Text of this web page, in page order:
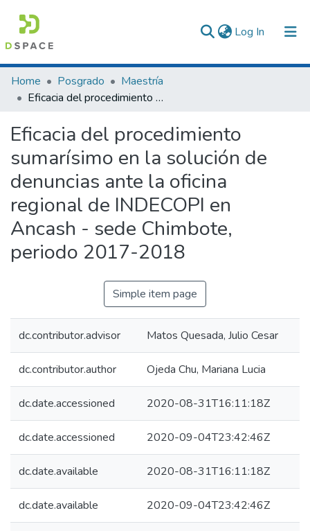
Log In (current)
Communities & Collections
All of DSpace
Statistics
Home Posgrado
Maestría
Eficacia del procedimiento sumarísimo en la solución de denuncias ante la oficina regional de INDECOPI en Ancash - sede Chimbote, periodo 2017-2018
Eficacia del procedimiento
sumarísimo en la solución de
denuncias ante la oficina
regional de INDECOPI en
Ancash - sede Chimbote,
periodo 2017-2018
Simple item page
dc.contributor.advisor Matos Quesada, Julio Cesar
dc.contributor.author Ojeda Chu, Mariana Lucia
dc.date.accessioned 2020-08-31T16:11:18Z
dc.date.accessioned 2020-09-04T23:42:46Z
dc.date.available 2020-08-31T16:11:18Z
dc.date.available 2020-09-04T23:42:46Z